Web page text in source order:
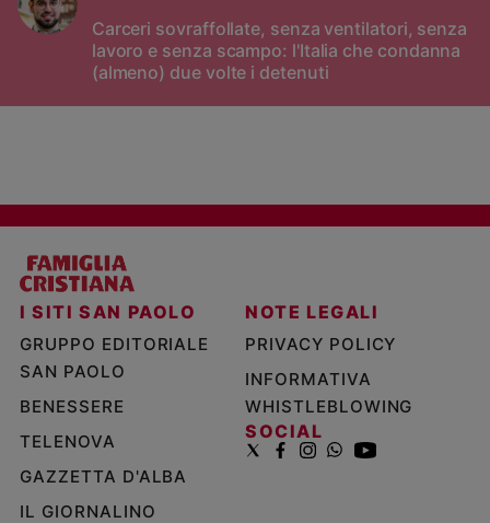
Carceri sovraffollate, senza ventilatori, senza
lavoro e senza scampo: l'Italia che condanna
(almeno) due volte i detenuti
I SITI SAN PAOLO
GRUPPO EDITORIALE
SAN PAOLO
BENESSERE
TELENOVA
GAZZETTA D'ALBA
IL GIORNALINO
NOTE LEGALI
PRIVACY POLICY
INFORMATIVA
WHISTLEBLOWING
SOCIAL